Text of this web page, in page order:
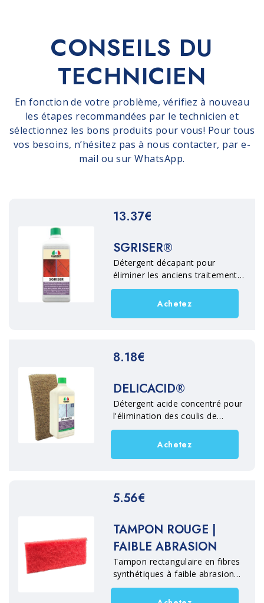
CONSEILS DU
TECHNICIEN
En fonction de votre problème, vérifiez à nouveau
les étapes recommandées par le technicien et
sélectionnez les bons produits pour vous! Pour tous
vos besoins, n’hésitez pas à nous contacter, par e-
mail ou sur WhatsApp.
13.37€
SGRISER®
Détergent décapant pour
éliminer les anciens traitements
à l'huile et/ou à la cire des
matériaux en pierre en terre
d'incrustations biologiques.
Achetez
8.18€
DELICACID®
Détergent acide concentré pour
l'élimination des coulis de
ciment, des efflorescences et
des incrustations calcaires de la
Achetez
5.56€
TAMPON ROUGE |
FAIBLE ABRASION
Tampon rectangulaire en fibres
synthétiques à faible abrasion
pour le nettoyage intensif des
sols en terre cuite, pierre,